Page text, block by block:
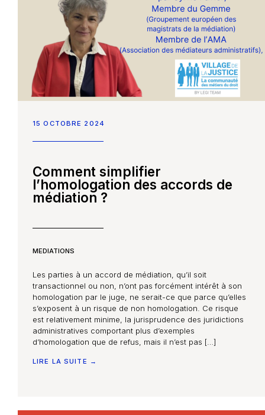
15 OCTOBRE 2024
Comment simplifier
l’homologation des accords de
médiation ?
MEDIATIONS
Les parties à un accord de médiation, qu’il soit
transactionnel ou non, n’ont pas forcément intérêt à son
homologation par le juge, ne serait-ce que parce qu’elles
s’exposent à un risque de non homologation. Ce risque
est relativement minime, la jurisprudence des juridictions
administratives comportant plus d’exemples
d’homologation que de refus, mais il n’est pas […]
LIRE LA SUITE →